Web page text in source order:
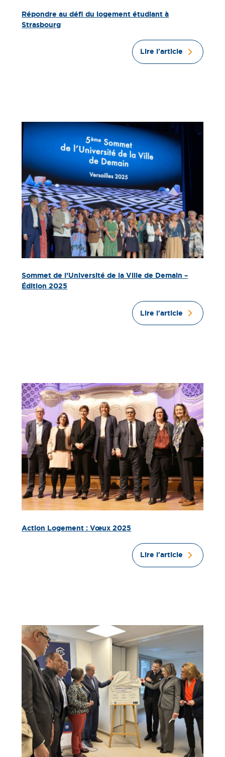
Répondre au défi du logement étudiant à
Strasbourg
Lire l'article
Sommet de l’Université de la Ville de Demain –
Édition 2025
Lire l'article
Action Logement : Vœux 2025
Lire l'article